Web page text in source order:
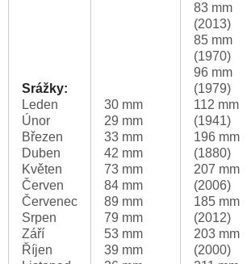
Srážky:
Leden
Únor
Březen
Duben
Květen
Červen
Červenec
Srpen
Září
Říjen
30 mm
29 mm
33 mm
42 mm
73 mm
84 mm
89 mm
79 mm
53 mm
39 mm
83 mm
(2013)
85 mm
(1970)
96 mm
(1979)
112 mm
(1941)
196 mm
(1880)
207 mm
(2006)
185 mm
(2012)
203 mm
(2000)